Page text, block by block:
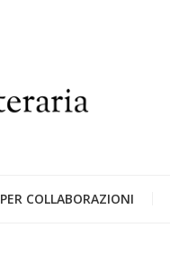
PER COLLABORAZIONI